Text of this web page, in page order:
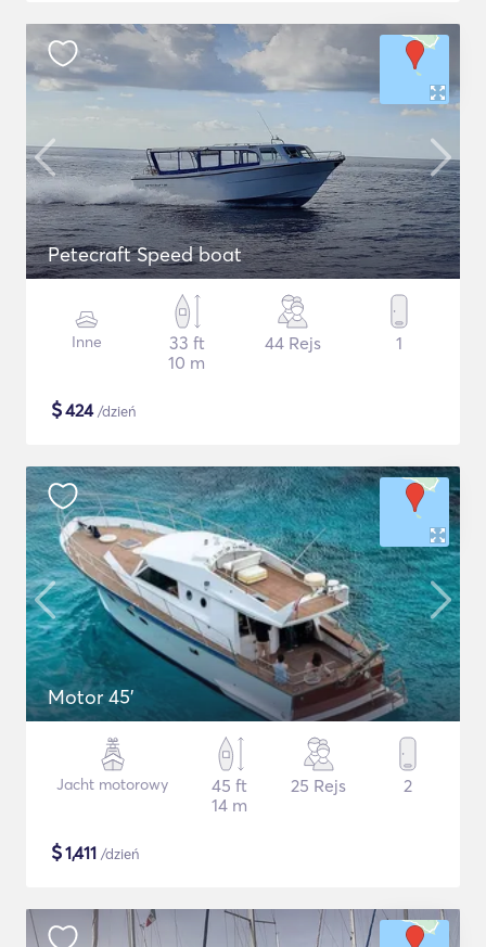
Petecraft Speed boat
Inne
33 ft
10 m
44 Rejs 1
$424/dzień
Motor 45'
Jacht motorowy
45 ft
14 m
25 Rejs 2
$1,411 /dzień